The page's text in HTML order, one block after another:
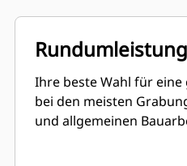
Rundumleistung
Ihre beste Wahl für eine
bei den meisten
und allgemeinen